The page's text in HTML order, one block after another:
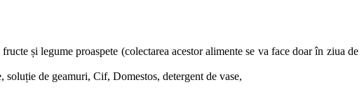
și legume proaspete (colectarea acestor alimente se va face doar în ziua de
de geamuri, Cif, Domestos, detergent de vase,